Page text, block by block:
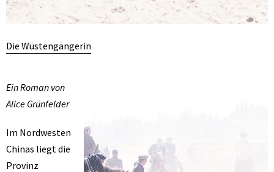
Die Wüstengängerin
Ein Roman von
Alice Grünfelder
Im Nordwesten
Chinas liegt die
Provinz